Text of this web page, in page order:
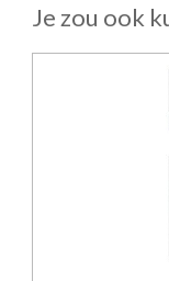
Je zou ook